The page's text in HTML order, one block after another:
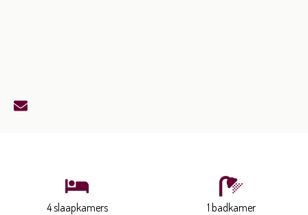
4 slaapkamers 1 badkamer